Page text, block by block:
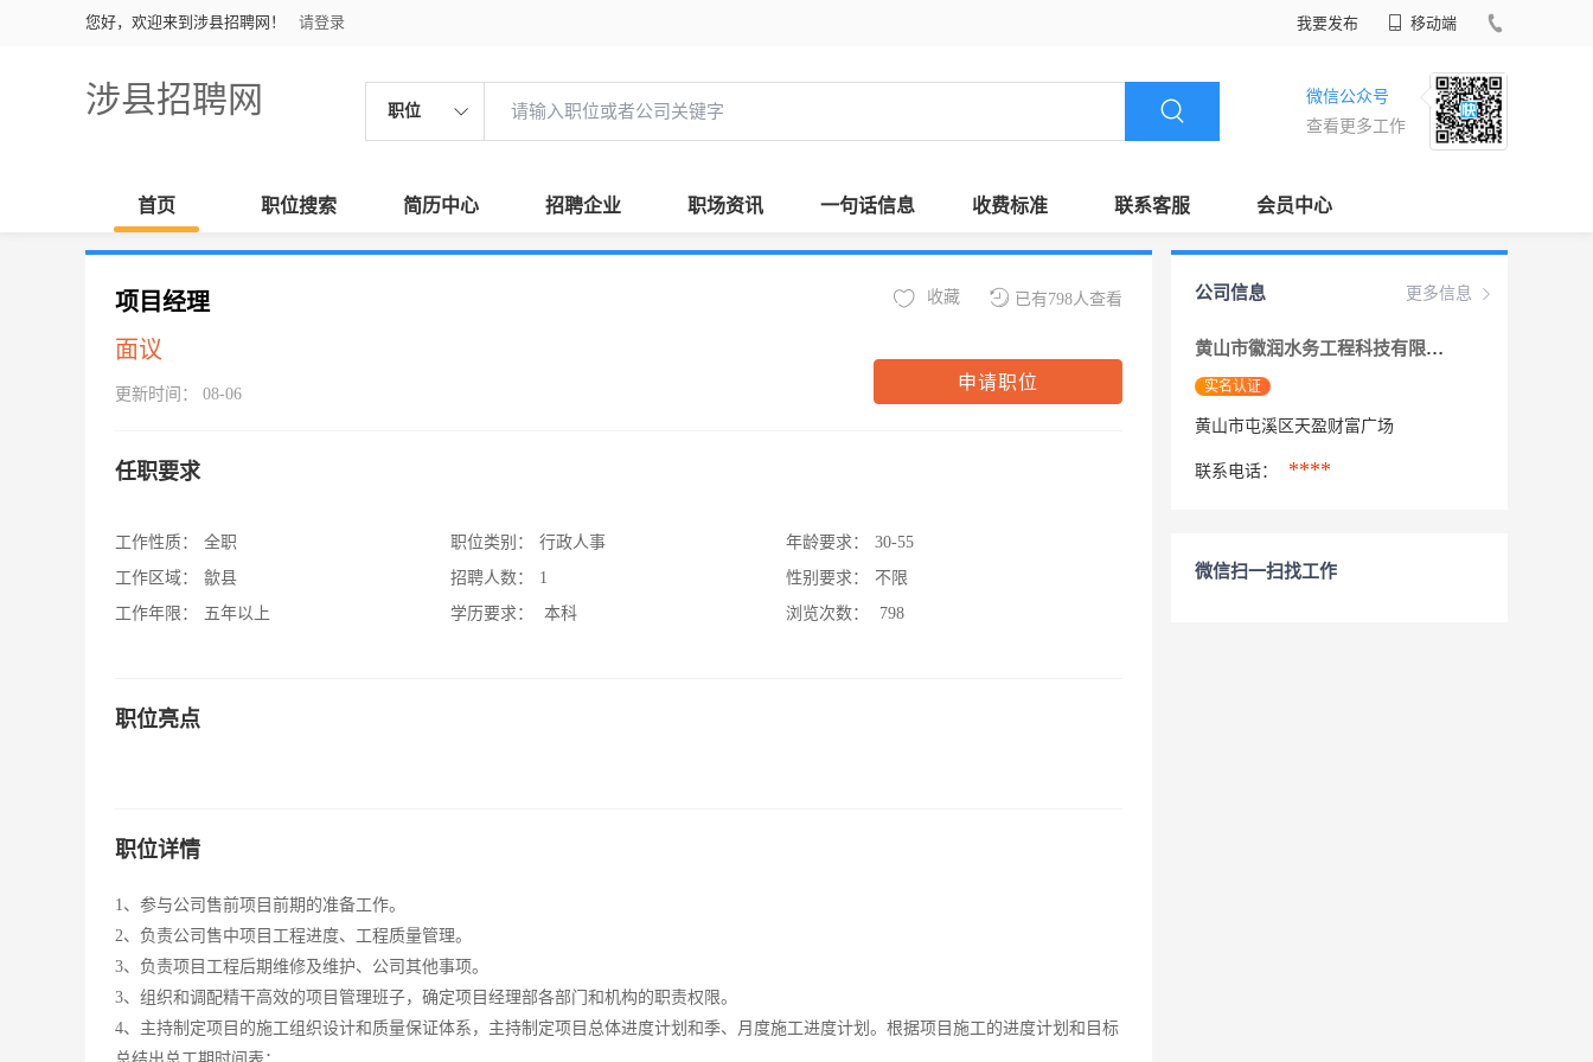
您好，欢迎来到涉县招聘网！ 请登录 我要发布 移动端
涉县招聘网 职位
微信公众号
查看更多工作
首页 职位搜索 简历中心 招聘企业 职场资讯 一句话信息 收费标准 联系客服 会员中心
项目经理
面议
更新时间： 08-06
已有798人查看
收藏
申请职位
任职要求
工作性质：
全职
工作区域：
歙县
工作年限：
五年以上
职位类别：
行政人事
招聘人数：
1
学历要求：
本科
年龄要求：
30-55
性别要求：
不限
浏览次数：
798
职位亮点
职位详情
1、参与公司售前项目前期的准备工作。
2、负责公司售中项目工程进度、工程质量管理。
3、负责项目工程后期维修及维护、公司其他事项。
3、组织和调配精干高效的项目管理班子，确定项目经理部各部门和机构的职责权限。
4、主持制定项目的施工组织设计和质量保证体系，主持制定项目总体进度计划和季、月度施工进度计划。根据项目施工的进度计划和目标
更多信息
公司信息
黄山市徽润水务工程科技有限公司
实名认证
黄山市屯溪区天盈财富广场
联系电话： ****
微信扫一扫找工作